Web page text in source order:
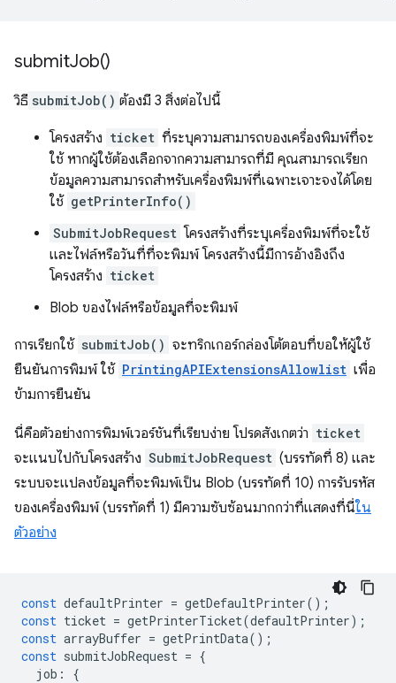
submitJob()
วิธี submitJob() ต้องมี 3 สิ่งต่อไปนี้
โครงสร้าง ticket ที่ระบุความสามารถของเครื่องพิมพ์ที่จะ
ใช้ หากผู้ใช้ต้องเลือกจากความสามารถที่มี คุณสามารถเรียก
ข้อมูลความสามารถสำหรับเครื่องพิมพ์ที่เฉพาะเจาะจงได้โดย
ใช้ getPrinterInfo()
SubmitJobRequest โครงสร้างที่ระบุเครื่องพิมพ์ที่จะใช้
และไฟล์หรือวันที่ที่จะพิมพ์ โครงสร้างนี้มีการอ้างอิงถึง
โครงสร้าง ticket
Blob ของไฟล์หรือข้อมูลที่จะพิมพ์
การเรียกใช้ submitJob() จะทริกเกอร์กล่องโต้ตอบที่ขอให้ผู้ใช้
ยืนยันการพิมพ์ ใช้ PrintingAPIExtensionsAllowlist เพื่อ
ข้ามการยืนยัน
นี่คือตัวอย่างการพิมพ์เวอร์ชันที่เรียบง่าย โปรดสังเกตว่า ticket
จะแนบไปกับโครงสร้าง SubmitJobRequest (บรรทัดที่ 8) และ
ระบบจะแปลงข้อมูลที่จะพิมพ์เป็น Blob (บรรทัดที่ 10) การรับรหัส
ของเครื่องพิมพ์ (บรรทัดที่ 1) มีความซับซ้อนมากกว่าที่แสดงที่นี่ใน
ตัวอย่าง
const defaultPrinter = getDefaultPrinter();
const ticket = getPrinterTicket(defaultPrinter);
const arrayBuffer = getPrintData();
const submitJobRequest = {
job : {